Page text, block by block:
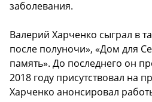
заболевания.
Валерий Харченко сыграл в
после полуночи», «Дом для
память». До последнего он
2018 году присутствовал на
Харченко анонсировал